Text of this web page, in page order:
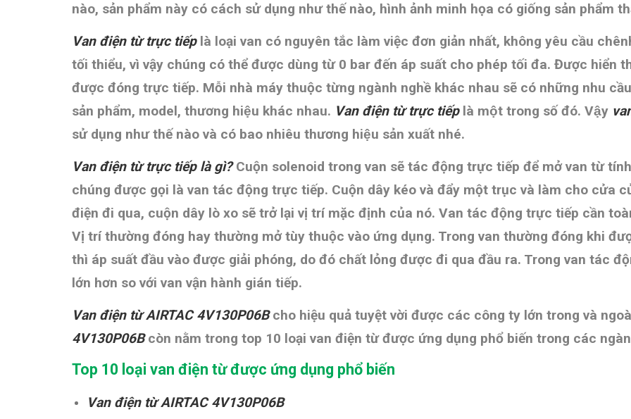
nào, sản phẩm này có cách sử dụng như thế nào, hình ảnh minh họa có giống sản phẩm
Van điện từ trực tiếp là loại van có nguyên tắc làm việc đơn giản nhất, không yêu cầu
tối thiểu, vì vậy chúng có thể được dùng từ 0 bar đến áp suất cho phép tối đa. Được hiển
được đóng trực tiếp. Mỗi nhà máy thuộc từng ngành nghề khác nhau sẽ có những nhu
sản phẩm, model, thương hiệu khác nhau. Van điện từ trực tiếplà một trong số đó. Vậy
sử dụng như thế nào và có bao nhiêu thương hiệu sản xuất nhé.
Van điện từ trực tiếp là gì?Cuộn solenoid trong van sẽ tác động trực tiếp để mở van từ
chúng được gọi là van tác động trực tiếp. Cuộn dây kéo và đẩy một trục và làm cho cửa
điện đi qua, cuộn dây lò xo sẽ ​​trở lại vị trí mặc định của nó. Van tác động trực tiếp cần
Vị trí thường đóng hay thường mở tùy thuộc vào ứng dụng. Trong van thường đóng khi
thì áp suất đầu vào được giải phóng, do đó chất lỏng được đi qua đầu ra. Trong van tác
lớn hơn so với van vận hành gián tiếp.
Van điện từ AIRTAC 4V130P06B cho hiệu quả tuyệt vời được các công ty lớn trong và
4V130P06Bcòn nằm trong top 10 loại van điện từ được ứng dụng phổ biến trong các
Top 10 loại van điện từ được ứng dụng phổ biến
Van điện từ AIRTAC4V130P06B